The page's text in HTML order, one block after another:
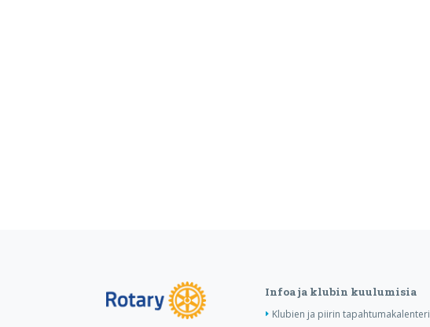
Infoa ja klubin kuulumisia
Klubien ja piirin tapahtumakalenteri